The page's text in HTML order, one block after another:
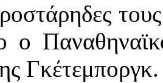
ο
Γκέτεμποργκ.